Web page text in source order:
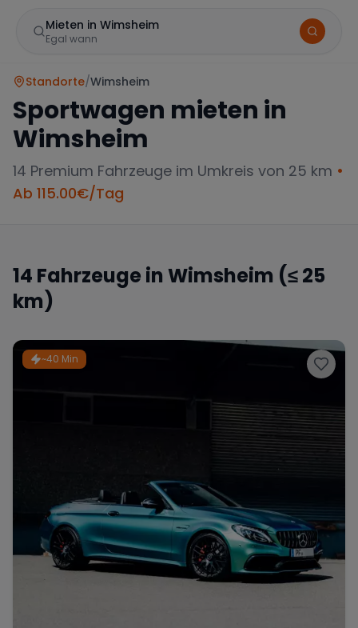
Mieten in Wimsheim
Egal wann
Jaguar
Tesla Chevrolet Dodge
Standorte/Wimsheim
Sportwagen mieten in
Wimsheim
14 Premium Fahrzeuge im Umkreis von 25 km •
Ab 115.00€/Tag
14 Fahrzeuge in Wimsheim (≤ 25
km)
~40 Min